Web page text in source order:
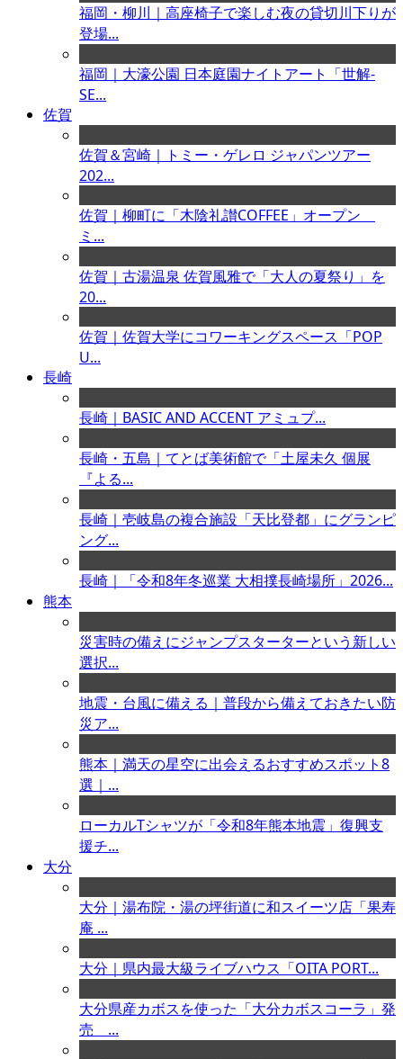
福岡・柳川｜高座椅子で楽しむ夜の貸切川下りが
登場...
福岡｜大濠公園 日本庭園ナイトアート「世解-
SE...
佐賀
佐賀＆宮崎｜トミー・ゲレロ ジャパンツアー
202...
佐賀｜柳町に「木陰礼讃COFFEE」オープン
ミ...
佐賀｜古湯温泉 佐賀風雅で「大人の夏祭り」を
20...
佐賀｜佐賀大学にコワーキングスペース「POP
U...
長崎
長崎｜BASIC AND ACCENT アミュプ...
長崎・五島｜てとば美術館で「土屋未久 個展
『よる...
長崎｜壱岐島の複合施設「天比登都」にグランピ
ング...
長崎｜「令和8年冬巡業 大相撲長崎場所」2026...
熊本
災害時の備えにジャンプスターターという新しい
選択...
地震・台風に備える｜普段から備えておきたい防
災ア...
熊本｜満天の星空に出会えるおすすめスポット8
選｜...
ローカルTシャツが「令和8年熊本地震」復興支
援チ...
大分
大分｜湯布院・湯の坪街道に和スイーツ店「果寿
庵 ...
大分｜県内最大級ライブハウス「OITA PORT...
大分県産カボスを使った「大分カボスコーラ」発
売 ...